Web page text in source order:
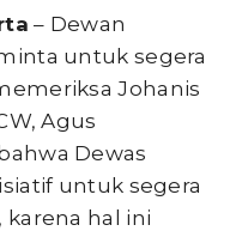
– Dewan
untuk segera
Johanis
Agus
Dewas
untuk segera
karena hal ini